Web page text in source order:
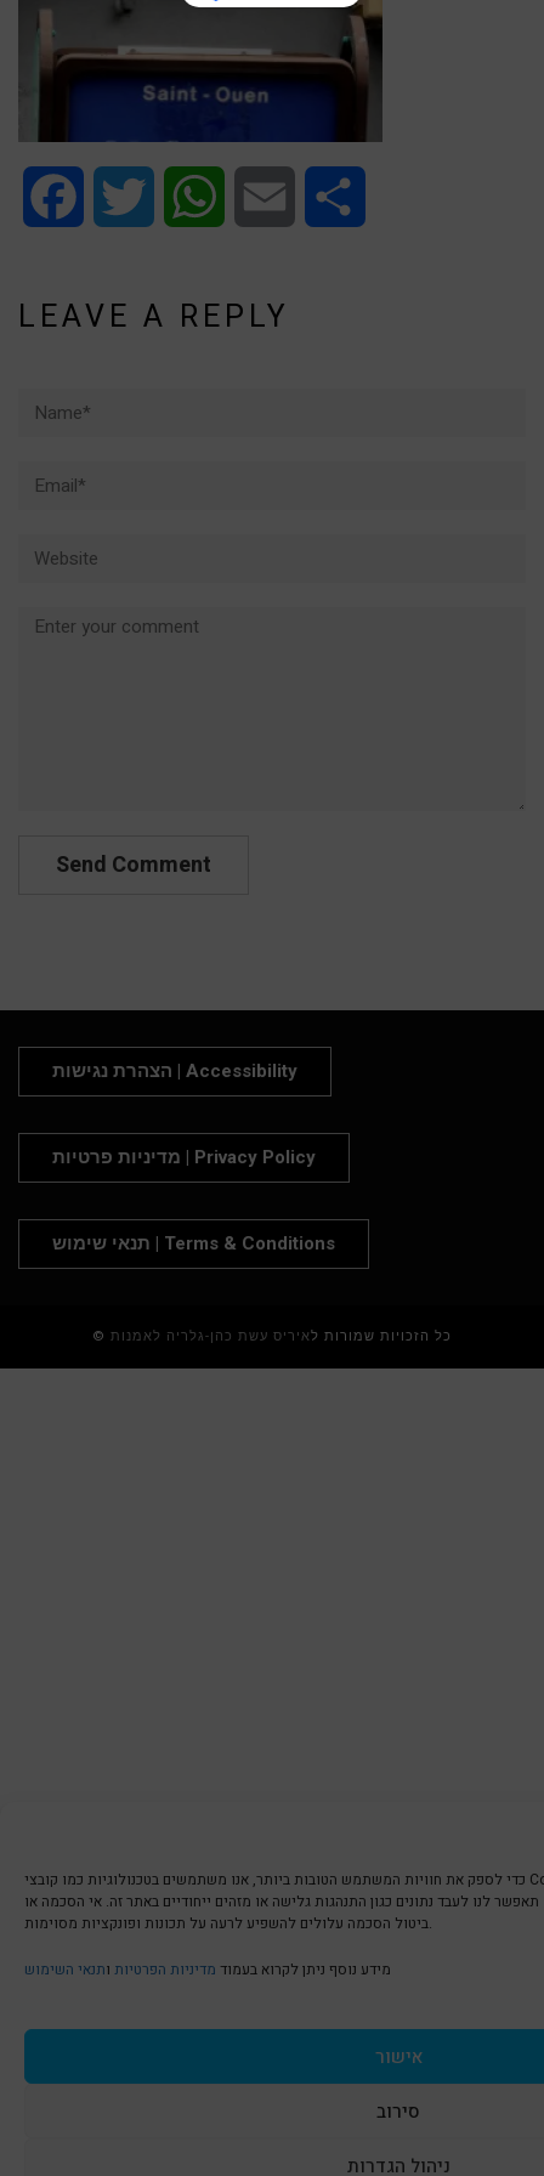
כדי לספק את חוויות המשתמש הטובות ביותר, אנו משתמשים בטכנולוגיות כמו קובצי Cookie כדי לאחסן ו/או לגשת למידע על
לנו לעבד נתונים כגון התנהגות גלישה או מזהים ייחודיים באתר זה. אי הסכמה או
ביטול הסכמה עלולים להשפיע לרעה על תכונות ופונקציות מסוימות.
מידע נוסף ניתן לקרוא בעמוד מדיניות הפרטיות ותנאי השימוש
אישור
סירוב
ניהול הגדרות
Facebook Twitter WhatsApp Email
LEAVE A REPLY
Comment
הצהרת נגישות | Accessibility
מדיניות פרטיות | Privacy Policy
תנאי שימוש | Terms & Conditions
© כל הזכויות שמורות לאיריס עשת כהן-גלריה לאמנות